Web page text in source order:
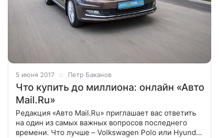
5 июня 2017 Петр Баканов
Что купить до миллиона: онлайн «Авто
Mail.Ru»
Редакция «Авто Mail.Ru» приглашает вас ответить
на один из самых важных вопросов последнего
времени. Что лучше – Volkswagen Polo или Hyundai